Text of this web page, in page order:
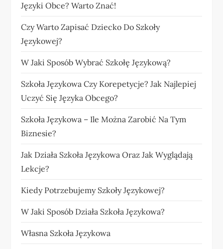
Języki Obce? Warto Znać!
Czy Warto Zapisać Dziecko Do Szkoły
Językowej?
W Jaki Sposób Wybrać Szkołę Językową?
Szkoła Językowa Czy Korepetycje? Jak Najlepiej
Uczyć Się Języka Obcego?
Szkoła Językowa – Ile Można Zarobić Na Tym
Biznesie?
Jak Działa Szkoła Językowa Oraz Jak Wyglądają
Lekcje?
Kiedy Potrzebujemy Szkoły Językowej?
W Jaki Sposób Działa Szkoła Językowa?
Własna Szkoła Językowa